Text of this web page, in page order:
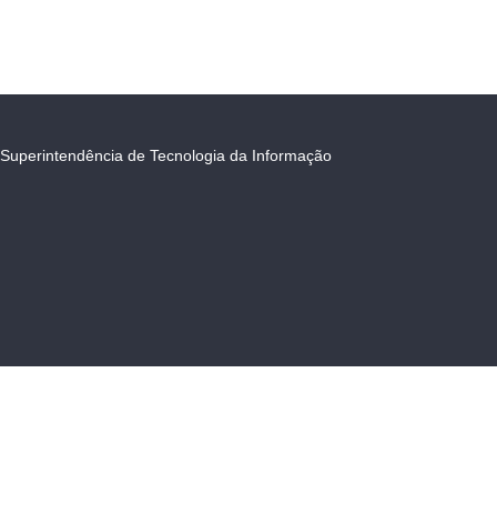
Superintendência de Tecnologia da Informação